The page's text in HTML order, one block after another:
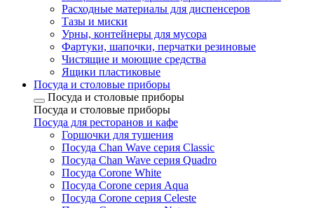
Расходные материалы для диспенсеров
Тазы и миски
Урны, контейнеры для мусора
Фартуки, шапочки, перчатки резиновые
Чистящие и моющие средства
Ящики пластиковые
Посуда и столовые приборы
Посуда и столовые приборы
Посуда и столовые приборы
Посуда для ресторанов и кафе
Горшочки для тушения
Посуда Chan Wave серия Classic
Посуда Chan Wave серия Quadro
Посуда Corone White
Посуда Corone серия Aqua
Посуда Corone серия Celeste